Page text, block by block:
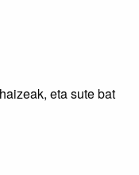
eta sute bat